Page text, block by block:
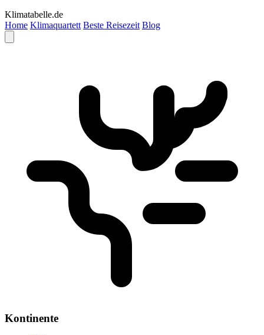
Klimatabelle.de
Home Klimaquartett Beste Reisezeit Blog
Kontinente